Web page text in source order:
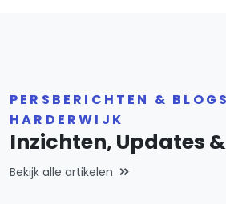
PERSBERICHTEN &
HARDERWIJK
Inzichten, Updates
Bekijk alle artikelen